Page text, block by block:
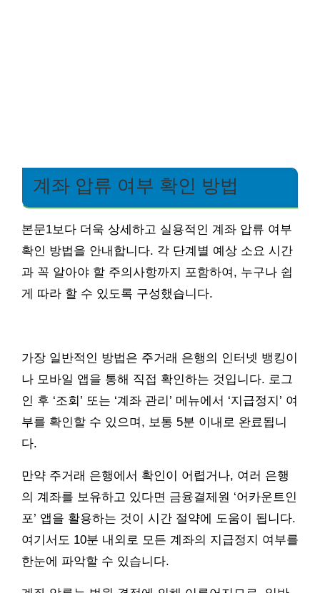
계좌 압류 여부 확인 방법
본문1보다 더욱 상세하고 실용적인 계좌 압류 여부
확인 방법을 안내합니다. 각 단계별 예상 소요 시간
과 꼭 알아야 할 주의사항까지 포함하여, 누구나 쉽
게 따라 할 수 있도록 구성했습니다.
가장 일반적인 방법은 주거래 은행의 인터넷 뱅킹이
나 모바일 앱을 통해 직접 확인하는 것입니다. 로그
인 후 ‘조회’ 또는 ‘계좌 관리’ 메뉴에서 ‘지급정지’ 여
부를 확인할 수 있으며, 보통 5분 이내로 완료됩니
다.
만약 주거래 은행에서 확인이 어렵거나, 여러 은행
의 계좌를 보유하고 있다면 금융결제원 ‘어카운트인
포’ 앱을 활용하는 것이 시간 절약에 도움이 됩니다.
여기서도 10분 내외로 모든 계좌의 지급정지 여부를
한눈에 파악할 수 있습니다.